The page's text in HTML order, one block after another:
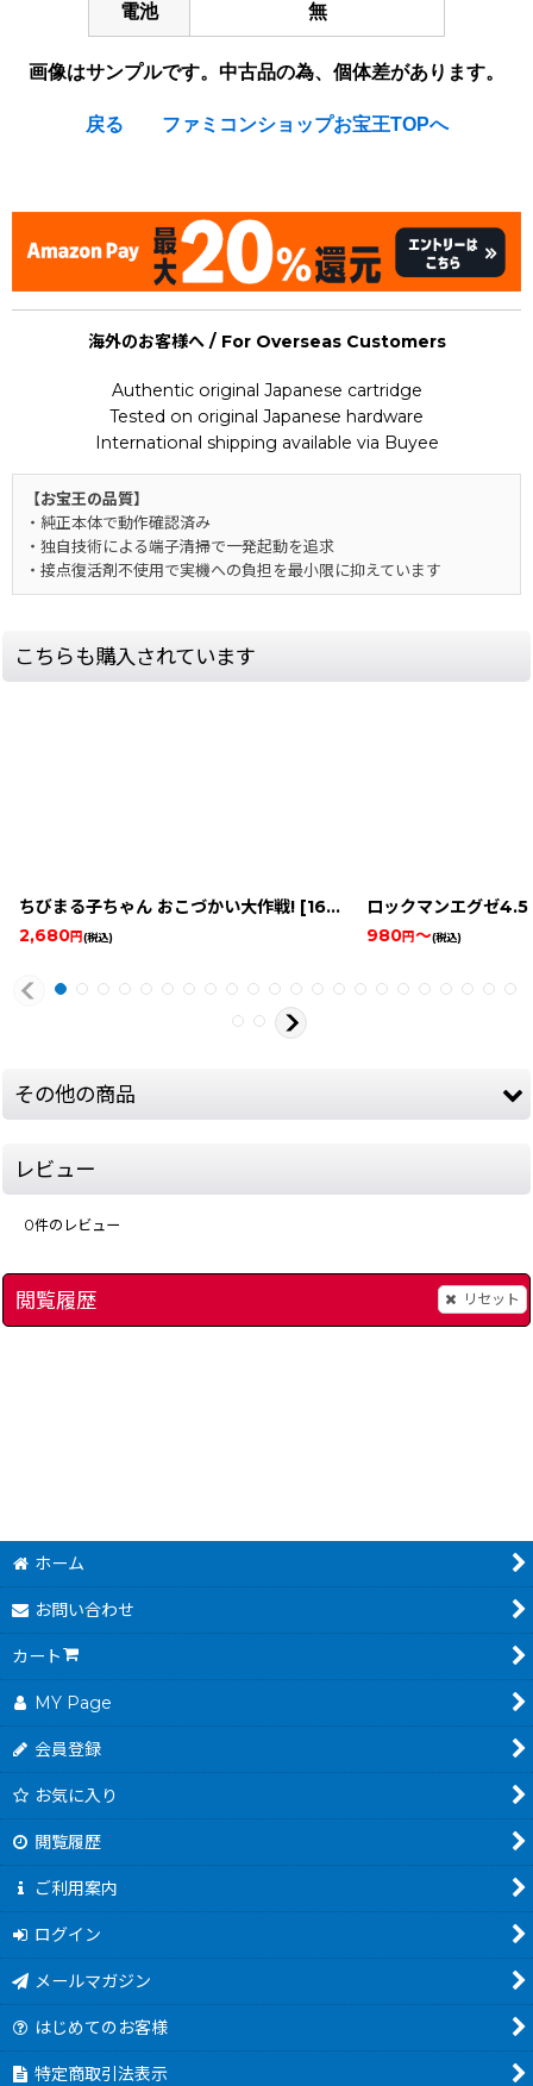
電池 無
画像はサンプルです。中古品の為、個体差があります。
戻る ファミコンショップお宝王TOPへ
海外のお客様へ / For Overseas Customers
Authentic original Japanese cartridge
Tested on original Japanese hardware
International shipping available via Buyee
【お宝王の品質】
・純正本体で動作確認済み
・独自技術による端子清掃で一発起動を追求
・接点復活剤不使用で実機への負担を最小限に抑えています
こちらも購入されています
ちびまる子ちゃん おこづかい大作戦! [16345-maruko-game-boymanual
2,680円(税込) 980円～(税込)
その他の商品
レビュー
0件のレビュー
閲覧履歴 リセット
ホーム
お問い合わせ
カート
MY Page
会員登録
お気に入り
閲覧履歴
ご利用案内
ログイン
メールマガジン
はじめてのお客様
特定商取引法表示